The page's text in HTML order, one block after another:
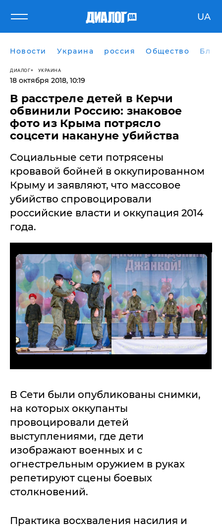
UA
Новости Украина россия Общество
ДИАЛОГ УКРАИНА
18 октября 2018, 10:19
В расстреле детей в Керчи
обвинили Россию: знаковое
фото из Крыма потрясло
соцсети накануне убийства
​Социальные сети потрясены
кровавой бойней в оккупированном
Крыму и заявляют, что массовое
убийство спровоцировали
российские власти и оккупация 2014
года.
В Сети были опубликованы снимки,
на которых оккупанты
провоцировали детей
выступлениями, где дети
изображают военных и с
огнестрельным оружием в руках
репетируют сцены боевых
столкновений.
Практика восхваления насилия и